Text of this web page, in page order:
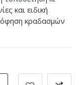
και ειδική
κραδασμών